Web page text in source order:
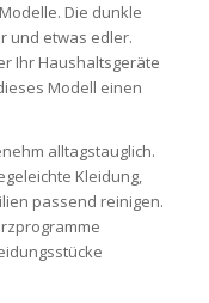
Die dunkle
und etwas edler.
Ihr Haushaltsgeräte
Modell einen
alltagstauglich.
Kleidung,
passend reinigen.